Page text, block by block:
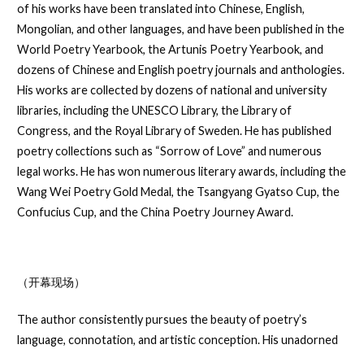
of his works have been translated into Chinese, English,
Mongolian, and other languages, and have been published in the
World Poetry Yearbook, the Artunis Poetry Yearbook, and
dozens of Chinese and English poetry journals and anthologies.
His works are collected by dozens of national and university
libraries, including the UNESCO Library, the Library of
Congress, and the Royal Library of Sweden. He has published
poetry collections such as “Sorrow of Love” and numerous
legal works. He has won numerous literary awards, including the
Wang Wei Poetry Gold Medal, the Tsangyang Gyatso Cup, the
Confucius Cup, and the China Poetry Journey Award.
（开幕现场）
The author consistently pursues the beauty of poetry’s
language, connotation, and artistic conception. His unadorned